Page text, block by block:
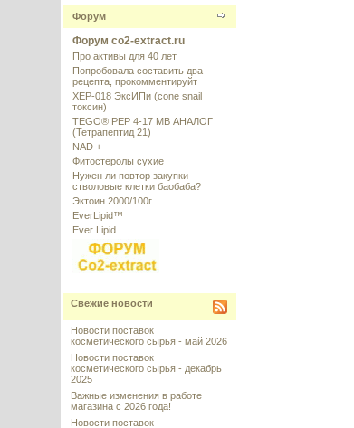
Форум
Форум co2-extract.ru
Про активы для 40 лет
Попробовала составить два
рецепта, прокомментируйт
XEP-018 ЭксИПи (cone snail
токсин)
TEGO® PEP 4-17 MB АНАЛОГ
(Тетрапептид 21)
NAD +
Фитостеролы сухие
Нужен ли повтор закупки
стволовые клетки баобаба?
Эктоин 2000/100г
EverLipid™
Ever Lipid
Свежие новости
Новости поставок
косметического сырья - май 2026
Новости поставок
косметического сырья - декабрь
2025
Важные изменения в работе
магазина с 2026 года!
Новости поставок